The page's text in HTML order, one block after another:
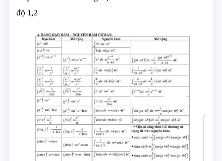
độ 1,2